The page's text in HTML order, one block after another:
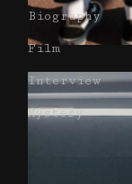
Biography
Film
Interview
Mystery